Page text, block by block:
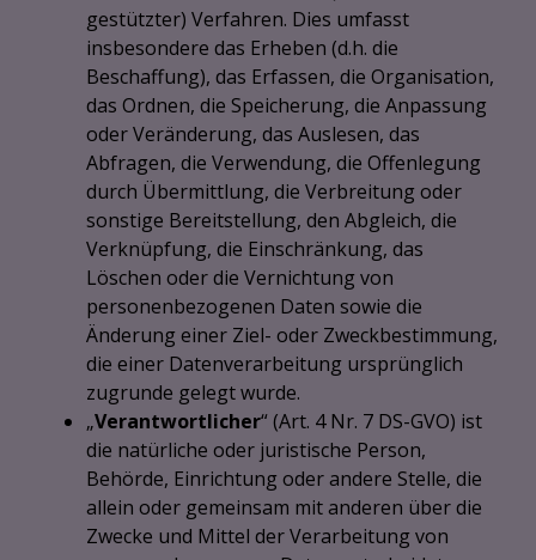
gestützter) Verfahren. Dies umfasst
insbesondere das Erheben (d.h. die
Beschaffung), das Erfassen, die Organisation,
das Ordnen, die Speicherung, die Anpassung
oder Veränderung, das Auslesen, das
Abfragen, die Verwendung, die Offenlegung
durch Übermittlung, die Verbreitung oder
sonstige Bereitstellung, den Abgleich, die
Verknüpfung, die Einschränkung, das
Löschen oder die Vernichtung von
personenbezogenen Daten sowie die
Änderung einer Ziel- oder Zweckbestimmung,
die einer Datenverarbeitung ursprünglich
zugrunde gelegt wurde.
„Verantwortlicher“ (Art. 4 Nr. 7 DS-GVO) ist
die natürliche oder juristische Person,
Behörde, Einrichtung oder andere Stelle, die
allein oder gemeinsam mit anderen über die
Zwecke und Mittel der Verarbeitung von